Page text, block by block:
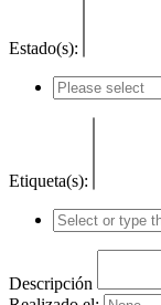
Estado(s):
Etiqueta(s):
Descripción